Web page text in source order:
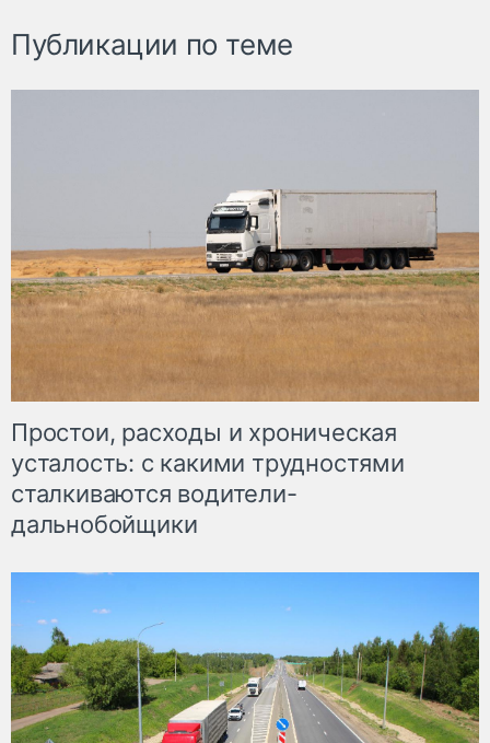
Публикации по теме
Простои, расходы и хроническая
усталость: с какими трудностями
сталкиваются водители-
дальнобойщики